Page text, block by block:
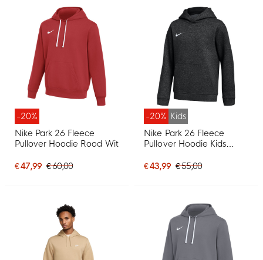
-20%
Nike Park 26 Fleece
Pullover Hoodie Rood Wit
€ 47,99 € 60,00
-20% Kids
Nike Park 26 Fleece
Pullover Hoodie Kids
€ 43,99 € 55,00